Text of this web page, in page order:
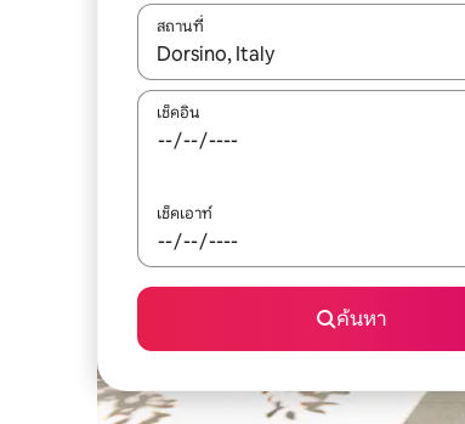
สถานที่
ใช้ลูกศรขึ้นลง หรือใช้การสัมผัสหรือปัด เ
เช็คอิน
เช็คเอาท์
ค้นหา